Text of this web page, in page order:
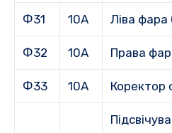
Ф31 10А Ліва фара
Ф32 10А Права
Ф33 10А Коректор